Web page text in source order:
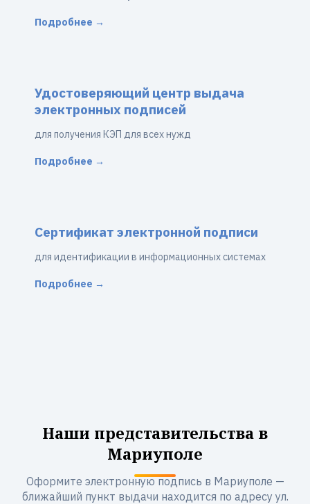
Подробнее →
Удостоверяющий центр выдача
электронных подписей
для получения КЭП для всех нужд
Подробнее →
Сертификат электронной подписи
для идентификации в информационных системах
Подробнее →
Наши представительства в
Мариуполе
Оформите электронную подпись в Мариуполе —
ближайший пункт выдачи находится по адресу ул.